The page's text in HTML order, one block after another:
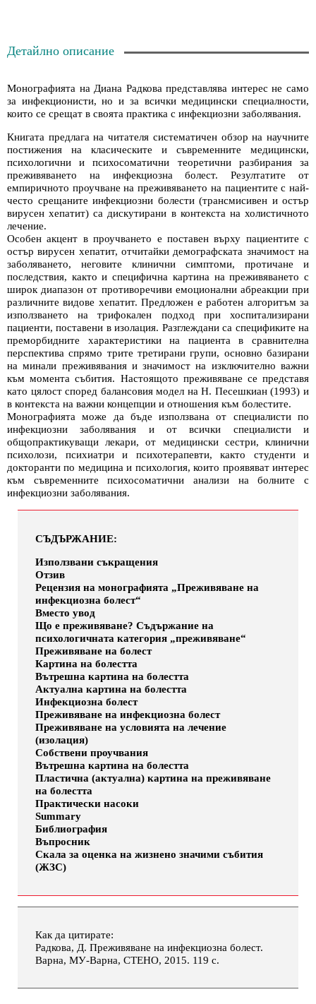
Детайлно описание
Монографията на Диана Радкова представлява интерес не само
за инфекционисти, но и за всички медицински специалности,
които се срещат в своята практика с инфекциозни заболявания.
Книгата предлага на читателя систематичен обзор на научните
постижения на класическите и съвременните медицински,
психологични и психосоматични теоретични разбирания за
преживяването на инфекциозна болест. Резултатите от
емпиричното проучване на преживяването на пациентите с най-
често срещаните инфекциозни болести (трансмисивен и остър
вирусен хепатит) са дискутирани в контекста на холистичното
лечение.
Особен акцент в проучването е поставен върху пациентите с
остър вирусен хепатит, отчитайки демографската значимост на
заболяването, неговите клинични симптоми, протичане и
последствия, както и специфична картина на преживяването с
широк диапазон от противоречиви емоционални абреакции при
различните видове хепатит. Предложен е работен алгоритъм за
използването на трифокален подход при хоспитализирани
пациенти, поставени в изолация. Разглеждани са спецификите на
преморбидните характеристики на пациента в сравнителна
перспектива спрямо трите третирани групи, основно базирани
на минали преживявания и значимост на изключително важни
към момента събития. Настоящото преживяване се представя
като цялост според балансовия модел на Н. Песешкиан (1993) и
в контекста на важни концепции и отношения към болестите.
Монографията може да бъде използвана от специалисти по
инфекциозни заболявания и от всички специалисти и
общопрактикуващи лекари, от медицински сестри, клинични
психолози, психиатри и психотерапевти, както студенти и
докторанти по медицина и психология, които проявяват интерес
към съвременните психосоматични анализи на болните с
инфекциозни заболявания.
СЪДЪРЖАНИЕ:
Използвани съкращения
Отзив
Рецензия на монографията „Преживяване на
инфекциозна болест“
Вместо увод
Що е преживяване? Съдържание на
психологичната категория „преживяване“
Преживяване на болест
Картина на болестта
Вътрешна картина на болестта
Актуална картина на болестта
Инфекциозна болест
Преживяване на инфекциозна болест
Преживяване на условията на лечение
(изолация)
Собствени проучвания
Вътрешна картина на болестта
Пластична (актуална) картина на преживяване
на болестта
Практически насоки
Summary
Библиография
Въпросник
Скала за оценка на жизнено значими събития
(ЖЗС)
Как да цитирате:
Радкова, Д. Преживяване на инфекциозна болест.
Варна, МУ-Варна, СТЕНО, 2015. 119 с.